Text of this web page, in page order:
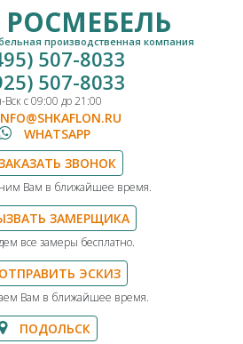
РОСМЕБЕЛЬ
производственная компания
507-8033
507-8033
Вск с 09:00 до 21:00
WHATSAPP
ЗВОНОК
Вам в ближайшее время.
ЗАМЕРЩИКА
все замеры бесплатно.
ОТПРАВИТЬ ЭСКИЗ
Вам в ближайшее время.
ПОДОЛЬСК